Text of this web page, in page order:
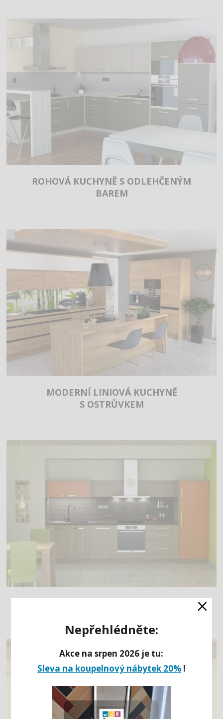
ROHOVÁ KUCHYNĚ S ODLEHČENÝM
BAREM
MODERNÍ LINIOVÁ KUCHYNĚ
S OSTRŮVKEM
Nepřehlédněte:
Akce na srpen 2026 je tu:
Sleva na koupelnový nábytek 20%!
×